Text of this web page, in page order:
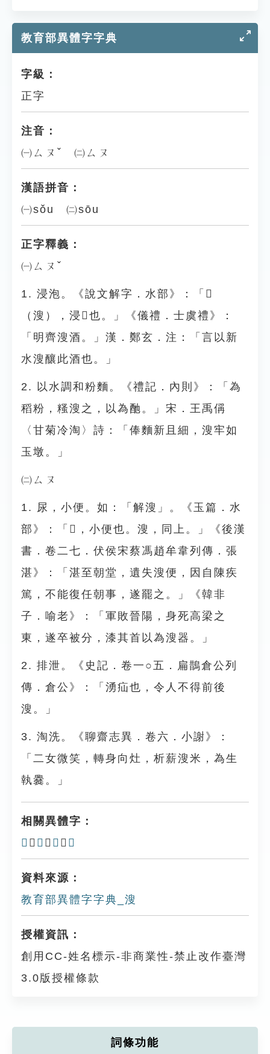
教育部異體字字典
字級：
正字
注音：
㈠ㄙㄡˇ ㈡ㄙㄡ
漢語拼音：
㈠sǒu ㈡sōu
正字釋義：
㈠ㄙㄡˇ
1. 浸泡。《說文解字．水部》：「𣸈
（溲），浸󳆖也。」《儀禮．士虞禮》：
「明齊溲酒。」漢．鄭玄．注：「言以新
水溲釀此酒也。」
2. 以水調和粉麵。《禮記．內則》：「為
稻粉，糔溲之，以為酏。」宋．王禹偁
〈甘菊冷淘〉詩：「俸麵新且細，溲牢如
玉墩。」
㈡ㄙㄡ
1. 尿，小便。如：「解溲」。《玉篇．水
部》：「𣸈，小便也。溲，同上。」《後漢
書．卷二七．伏侯宋蔡馮趙牟韋列傳．張
湛》：「湛至朝堂，遺失溲便，因自陳疾
篤，不能復任朝事，遂罷之。」《韓非
子．喻老》：「軍敗晉陽，身死高梁之
東，遂卒被分，漆其首以為溲器。」
2. 排泄。《史記．卷一○五．扁鵲倉公列
傳．倉公》：「湧疝也，令人不得前後
溲。」
3. 淘洗。《聊齋志異．卷六．小謝》：
「二女微笑，轉身向灶，析薪溲米，為生
執爨。」
相關異體字：
𢅢 、 𣸈 、 𦦼 、 洃
資料來源：
教育部異體字字典_溲
授權資訊：
創用CC-姓名標示-非商業性-禁止改作臺灣
3.0版授權條款
詞條功能